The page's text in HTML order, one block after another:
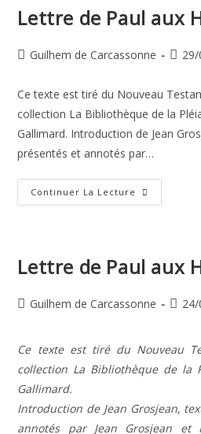
Lettre de Paul aux
Auteur/autrice
la
publication :
Guilhem de Carcassonne
Ce texte est tiré du Nouveau
collection La Bibliothèque de la
Gallimard. Introduction de Jean
présentés et annotés par…
Continuer La Lecture Lettre
De
11
Lettre de Paul aux
Auteur/autrice
publication :
Guilhem de Carcassonne
Ce texte est tiré du Nouveau
collection La Bibliothèque de la
Gallimard.
Introduction de Jean Grosjean,
annotés par Jean Grosjean et